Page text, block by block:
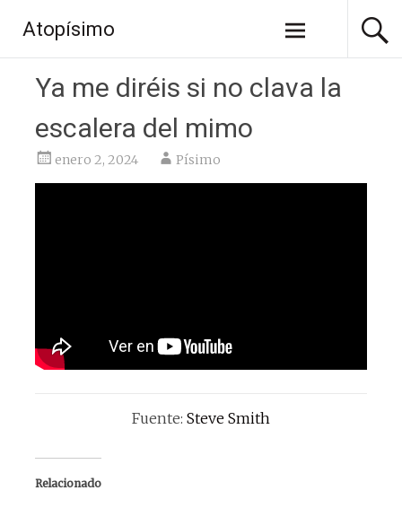
contenido
Atopísimo
Ya me diréis si no clava la
escalera del mimo
enero 2, 2024 Písimo
Fuente: Steve Smith
Relacionado